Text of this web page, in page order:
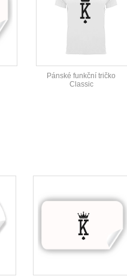
Pánské funkční tričko
Classic